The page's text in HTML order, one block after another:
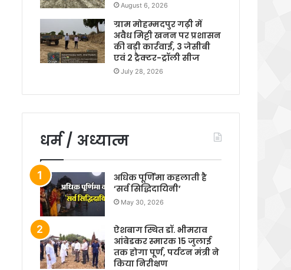
August 6, 2026
ग्राम मोहम्मदपुर गढ़ी में
अवैध मिट्टी खनन पर प्रशासन
की बड़ी कार्रवाई, 3 जेसीबी
एवं 2 ट्रैक्टर-ट्रॉली सीज
July 28, 2026
धर्म / अध्यात्म
अधिक पूर्णिमा कहलाती है
‘सर्व सिद्धिदायिनी’
May 30, 2026
ऐशबाग स्थित डॉ. भीमराव
आंबेडकर स्मारक 15 जुलाई
तक होगा पूर्ण, पर्यटन मंत्री ने
किया निरीक्षण